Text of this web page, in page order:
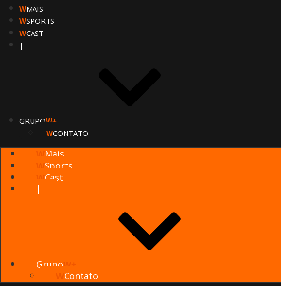
WMAIS
WSPORTS
WCAST
|
GRUPOW+
WCONTATO
Mais
Sports
Cast
|
Grupo
Contato